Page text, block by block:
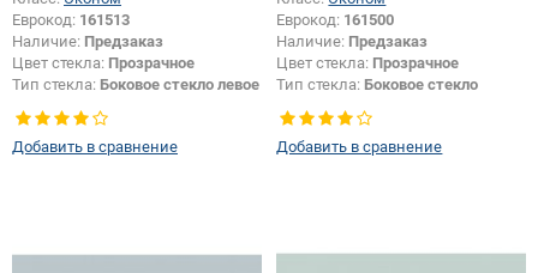
Еврокод: 161513
Наличие: Предзаказ
Цвет стекла: Прозрачное
Тип стекла: Боковое стекло левое
Добавить в сравнение
Еврокод: 161500
Наличие: Предзаказ
Цвет стекла: Прозрачное
Тип стекла: Боковое стекло
правое
Добавить в сравнение